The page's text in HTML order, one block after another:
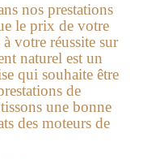
nos prestations
le prix de votre
votre réussite sur
naturel est un
qui souhaite être
de
une bonne
des moteurs de